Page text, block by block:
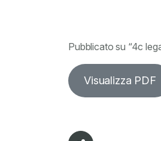
Pubblicato su “4c
Visualizza PDF